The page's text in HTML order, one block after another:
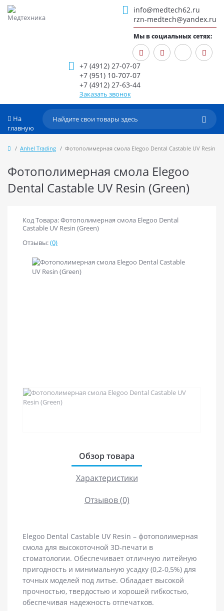
info@medtech62.ru
rzn-medtech@yandex.ru
Мы в социальных сетях:
+7 (4912) 27-07-07
+7 (951) 10-707-07
+7 (4912) 27-63-44
Заказать звонок
На
главную
Anhel Trading Фотополимерная смола Elegoo Dental Castable UV Resin
Фотополимерная смола Elegoo
Dental Castable UV Resin (Green)
Код Товара: Фотополимерная смола Elegoo Dental
Castable UV Resin (Green)
Отзывы:(0)
Обзор товара
Характеристики
Отзывов (0)
Elegoo Dental Castable UV Resin – фотополимерная
смола для высокоточной 3D-печати в
стоматологии. Обеспечивает отличную литейную
пригодность и минимальную усадку (0,2-0,5%) для
точных моделей под литье. Обладает высокой
прочностью, твердостью и хорошей гибкостью,
обеспечивая надежность отпечатков.